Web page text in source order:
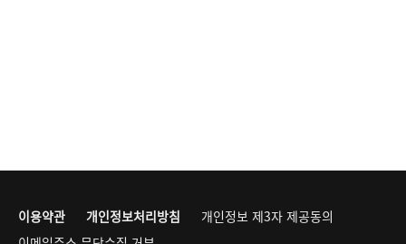
이용약관 개인정보처리방침
개인정보 제3자 제공동의